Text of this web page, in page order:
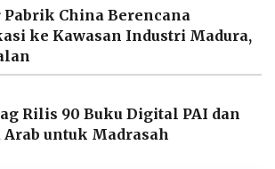
China Berencana
ke Kawasan Industri Madura,
Rilis 90 Buku Digital PAI dan
Arab untuk Madrasah